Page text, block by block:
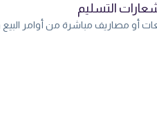
التسليم
أو مصاريف مباشرة من أوامر البيع